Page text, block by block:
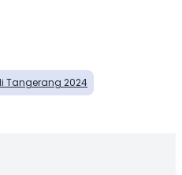
Tangerang 2024